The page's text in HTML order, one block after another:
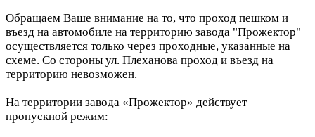
Обращаем Ваше внимание на то, что проход пешком и
въезд на автомобиле на территорию завода "Прожектор"
осуществляется только через проходные, указанные на
схеме. Со стороны ул. Плеханова проход и въезд на
территорию невозможен.
На территории завода «Прожектор» действует
пропускной режим: